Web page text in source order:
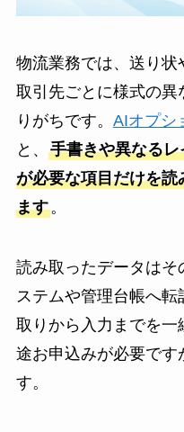
物流業務では、送り状
取引先ごとに様式の
りがちです。 AIオプシ
と、 手書きや異なる
が必要な項目だけを
ます。
読み取ったデータは
ステムや管理台帳へ
取りから入力までを一
途お申込みが必要です
す。